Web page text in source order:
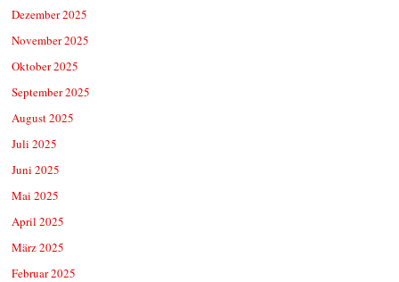
Dezember 2025
November 2025
Oktober 2025
September 2025
August 2025
Juli 2025
Juni 2025
Mai 2025
April 2025
März 2025
Februar 2025